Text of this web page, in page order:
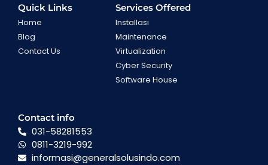
Quick Links
Home
Blog
Contact Us
Services Offered
Installasi
Maintenance
Virtualization
Cyber Security
Software House
Contact info
031-58281553
0811-3219-992
informasi@generalsolusindo.com